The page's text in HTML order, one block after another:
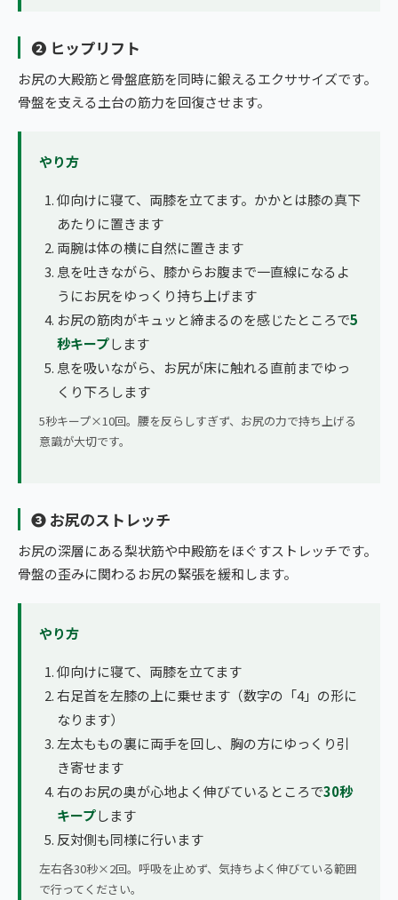
❷ ヒップリフト
お尻の大殿筋と骨盤底筋を同時に鍛えるエクササイズです。
骨盤を支える土台の筋力を回復させます。
やり方
仰向けに寝て、両膝を立てます。かかとは膝の真下
あたりに置きます
両腕は体の横に自然に置きます
息を吐きながら、膝からお腹まで一直線になるよ
うにお尻をゆっくり持ち上げます
お尻の筋肉がキュッと締まるのを感じたところで5
秒キープします
息を吸いながら、お尻が床に触れる直前までゆっ
くり下ろします
5秒キープ×10回。腰を反らしすぎず、お尻の力で持ち上げる
意識が大切です。
❸ お尻のストレッチ
お尻の深層にある梨状筋や中殿筋をほぐすストレッチです。
骨盤の歪みに関わるお尻の緊張を緩和します。
やり方
仰向けに寝て、両膝を立てます
右足首を左膝の上に乗せます（数字の「4」の形に
なります）
左太ももの裏に両手を回し、胸の方にゆっくり引
き寄せます
右のお尻の奥が心地よく伸びているところで30秒
キープします
反対側も同様に行います
左右各30秒×2回。呼吸を止めず、気持ちよく伸びている範囲
で行ってください。